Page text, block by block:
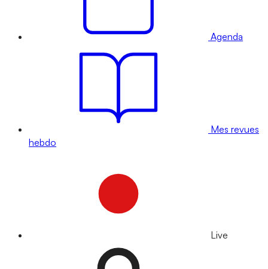
Agenda
Mes revues
hebdo
Live